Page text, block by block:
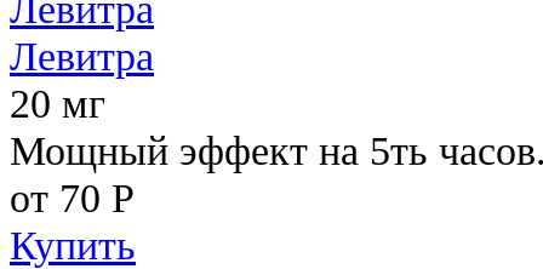
Левитра
20 мг
Мощный эффект на 5ть
от 70 Р
Купить